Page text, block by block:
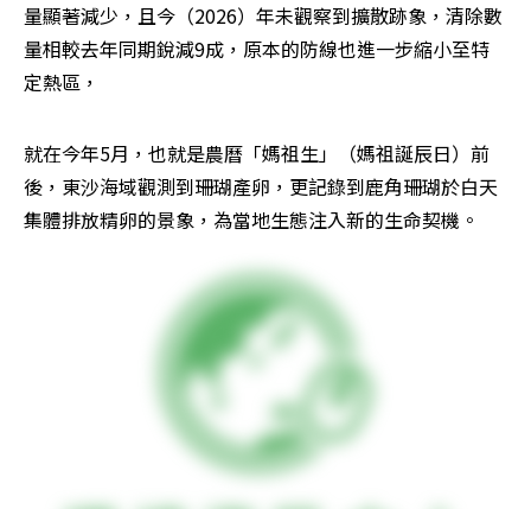
量顯著減少，且今（2026）年未觀察到擴散跡象，清除數
量相較去年同期銳減9成，原本的防線也進一步縮小至特
定熱區，
就在今年5月，也就是農曆「媽祖生」（媽祖誕辰日）前
後，東沙海域觀測到珊瑚產卵，更記錄到鹿角珊瑚於白天
集體排放精卵的景象，為當地生態注入新的生命契機。